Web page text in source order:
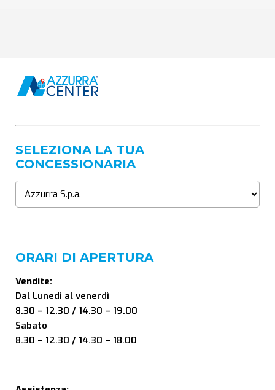
SELEZIONA LA TUA
CONCESSIONARIA
ORARI DI APERTURA
Vendite:
Dal Lunedì al venerdì
8.30 – 12.30 / 14.30 – 19.00
Sabato
8.30 – 12.30 / 14.30 – 18.00